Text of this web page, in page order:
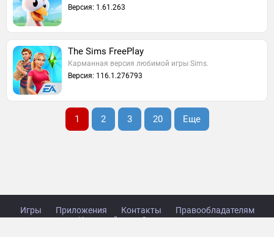
Версия: 1.61.263
The Sims FreePlay
Карманная версия любимой игры Sims.
Версия: 116.1.276793
1 2 3 20 Еще
Игры Приложения Контакты
Правообладателям
Карта сайта
Стол заказов